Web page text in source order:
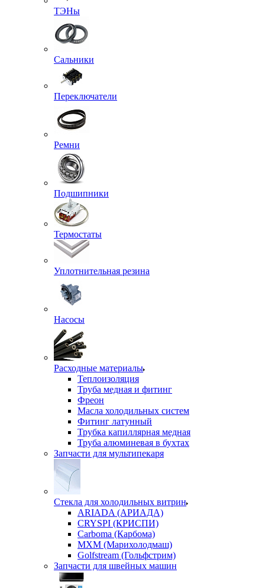
ТЭНы
Сальники
Переключатели
Ремни
Подшипники
Термостаты
Уплотнительная резина
Насосы
Расходные материалы
Теплоизоляция
Труба медная и фитинг
Фреон
Масла холодильных систем
Фитинг латунный
Трубка капиллярная медная
Труба алюминевая в бухтах
Запчасти для мультипекаря
Стекла для холодильных витрин
ARIADA (АРИАДА)
CRYSPI (КРИСПИ)
Carboma (Карбома)
MXM (Марихолодмаш)
Golfstream (Гольфстрим)
Запчасти для швейных машин